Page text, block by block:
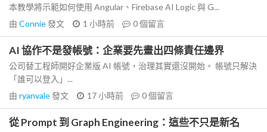
本教學將示範如何使用 Angular、Firebase AI Logic 與 G...
由 Connie發文 1 小時前 0個留言
AI 協作不是發帳號：企業要先畫出四條責任邊界
公司替工程師開好企業版 AI 帳號，治理其實還沒開始。 帳號只解決
「誰可以登入」...
由 ryanvale發文 17 小時前 0個留言
從 Prompt 到 Graph Engineering：這些不只是新名